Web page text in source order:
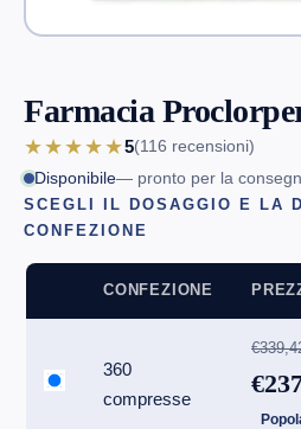
Farmacia
★★★★★5(116 recensioni)
Disponibile— pronto per la
SCEGLI IL DOSAGGIO E LA
CONFEZIONE
CONFEZIONE
360
compresse